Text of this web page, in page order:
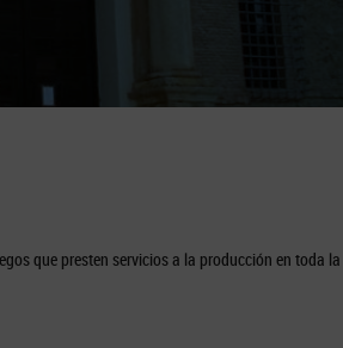
que presten servicios a la producción en toda